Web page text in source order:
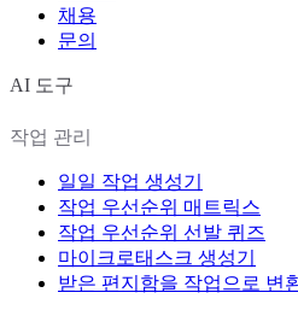
채용
문의
AI 도구
작업 관리
일일 작업 생성기
작업 우선순위 매트릭스
작업 우선순위 선발 퀴즈
마이크로태스크 생성기
받은 편지함을 작업으로 변